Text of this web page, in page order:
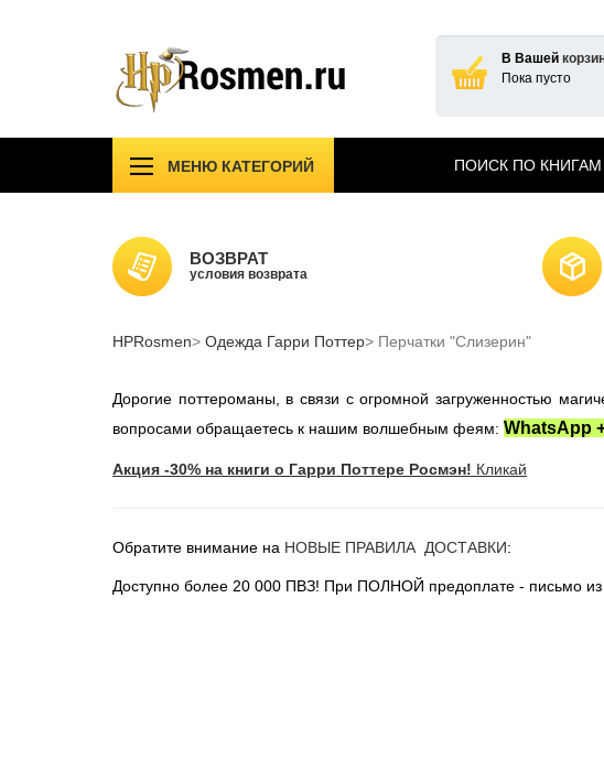
В Вашей
Пока пусто
МЕНЮ КАТЕГОРИЙ
Подарочные издания
Учебники Хогвартса
Атрибутика Гарри Поттер
Одежда Гарри
Вселенная MARVEL
Звездные войны
ПОИСК ПО КНИГАМ
ВОЗВРАТ
условия возврата
HPRosmen Одежда Гарри Поттер Перчатки "Слизерин"
Дорогие поттероманы, в связи с огромной загруженностью
вопросами обращаетесь к нашим волшебным феям: WhatsApp
Акция -30% на книги о Гарри Поттере Росмэн! Кликай
Обратите внимание на НОВЫЕ ПРАВИЛА ДОСТАВКИ:
Доступно более 20 000 ПВЗ! При ПОЛНОЙ предоплате - письмо